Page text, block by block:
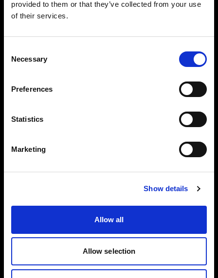
provided to them or that they’ve collected from your use
of their services.
Selection
Necessary
Preferences
Statistics
Marketing
Show details
Allow all
Allow selection
イズできるセットアップを活用することで、比類
のないライトシェーピングを実現でき、ブランド
す。
ファッションフラットレイ写真
Profoto のフラットレイ撮影向け製品なら、ファッ
合わせて、高品質の製品写真を撮影でき、コンバ
ージョン率の増加につなげることができます。
Profoto StyleShoots Horizontal や、創造力を柔軟